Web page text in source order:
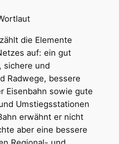
zählt die Elemente
auf: ein gut
sichere und
Radwege, bessere
Eisenbahn sowie gute
Umstiegsstationen
erwähnt er nicht
aber eine bessere